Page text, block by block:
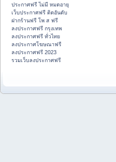
ประกาศฟรี ไม่มี หมดอายุ
เว็บประกาศฟรี ติดอันดับ
ฝากร้านฟรี โพ ส ฟรี
ลงประกาศฟรี กรุงเทพ
ลงประกาศฟรี ทั่วไทย
ลงประกาศโฆษณาฟรี
ลงประกาศฟรี 2023
รวมเว็บลงประกาศฟรี